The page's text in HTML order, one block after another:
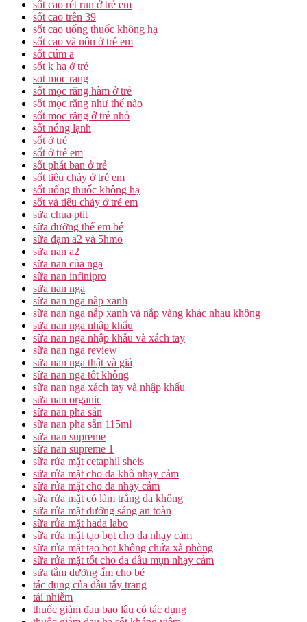
sốt cao rét run ở trẻ em
sốt cao trên 39
sốt cao uống thuốc không hạ
sốt cao và nôn ở trẻ em
sốt cúm a
sốt k hạ ở trẻ
sot moc rang
sốt mọc răng hàm ở trẻ
sốt mọc răng như thế nào
sốt mọc răng ở trẻ nhỏ
sốt nóng lạnh
sốt ở trẻ
sốt ở trẻ em
sốt phát ban ở trẻ
sốt tiêu chảy ở trẻ em
sốt uống thuốc không hạ
sốt và tiêu chảy ở trẻ em
sữa chua ptit
sữa dưỡng thể em bé
sữa đạm a2 và 5hmo
sữa nan a2
sữa nan của nga
sữa nan infinipro
sữa nan nga
sữa nan nga nắp xanh
sữa nan nga nắp xanh và nắp vàng khác nhau không
sữa nan nga nhập khẩu
sữa nan nga nhập khẩu và xách tay
sữa nan nga review
sữa nan nga thật và giả
sữa nan nga tốt không
sữa nan nga xách tay và nhập khẩu
sữa nan organic
sữa nan pha sẵn
sữa nan pha sẵn 115ml
sữa nan supreme
sữa nan supreme 1
sữa rửa mặt cetaphil sheis
sữa rửa mặt cho da khô nhạy cảm
sữa rửa mặt cho da nhạy cảm
sữa rửa mặt có làm trắng da không
sữa rửa mặt dưỡng sáng an toàn
sữa rửa mặt hada labo
sữa rửa mặt tạo bọt cho da nhạy cảm
sữa rửa mặt tạo bọt không chứa xà phòng
sữa rửa mặt tốt cho da dầu mụn nhạy cảm
sữa tắm dưỡng ẩm cho bé
tác dụng của dầu tẩy trang
tái nhiễm
thuốc giảm đau bao lâu có tác dụng